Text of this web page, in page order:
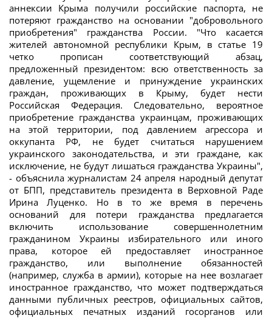
аннексии Крыма получили российские паспорта, не
потеряют гражданство на основании "добровольного
приобретения" гражданства России. "Что касается
жителей автономной республики Крым, в статье 19
четко прописан соответствующий абзац,
предложенный президентом: всю ответственность за
давление, ущемление и принуждение украинских
граждан, проживающих в Крыму, будет нести
Российская Федерация. Следовательно, вероятное
приобретение гражданства украинцам, проживающих
на этой территории, под давлением агрессора и
оккупанта РФ, не будет считаться нарушением
украинского законодательства, и эти граждане, как
исключение, не будут лишаться гражданства Украины",
- объяснила журналистам 24 апреля народный депутат
от БПП, представитель президента в Верховной Раде
Ирина Луценко. Но в то же время в перечень
оснований для потери гражданства предлагается
включить использование совершеннолетним
гражданином Украины избирательного или иного
права, которое ей предоставляет иностранное
гражданство, или выполнение обязанностей
(например, служба в армии), которые на нее возлагает
иностранное гражданство, что может подтверждаться
данными публичных реестров, официальных сайтов,
официальных печатных изданий госорганов или